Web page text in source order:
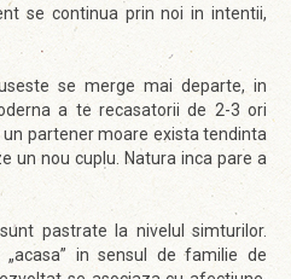
se continua prin noi in intentii,
se merge mai departe, in
a te recasatorii de 2-3 ori
partener moare exista tendinta
un nou cuplu. Natura inca pare a
pastrate la nivelul simturilor.
in sensul de familie de